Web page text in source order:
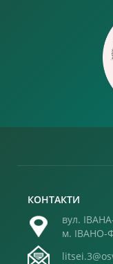
КОНТАКТИ
вул.
м. ІВАНО-